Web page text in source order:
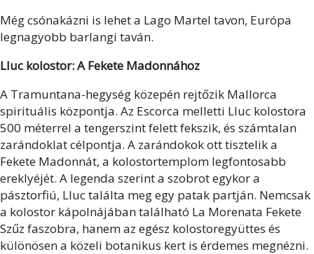
Még csónakázni is lehet a Lago Martel tavon, Európa
legnagyobb barlangi taván.
Lluc kolostor: A Fekete Madonnához
A Tramuntana-hegység közepén rejtőzik Mallorca
spirituális központja. Az Escorca melletti Lluc kolostora
500 méterrel a tengerszint felett fekszik, és számtalan
zarándoklat célpontja. A zarándokok ott tisztelik a
Fekete Madonnát, a kolostortemplom legfontosabb
ereklyéjét. A legenda szerint a szobrot egykor a
pásztorfiú, Lluc találta meg egy patak partján. Nemcsak
a kolostor kápolnájában található La Morenata Fekete
Szűz faszobra, hanem az egész kolostoregyüttes és
különösen a közeli botanikus kert is érdemes megnézni.